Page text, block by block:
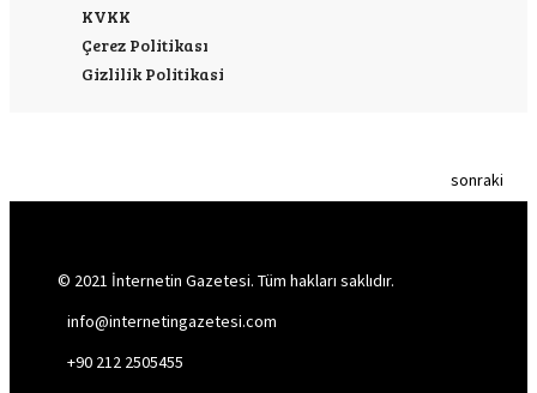
KVKK
Çerez Politikası
Gizlilik Politikasi
sonraki
© 2021 İnternetin Gazetesi. Tüm hakları saklıdır.
info@internetingazetesi.com
+90 212 2505455